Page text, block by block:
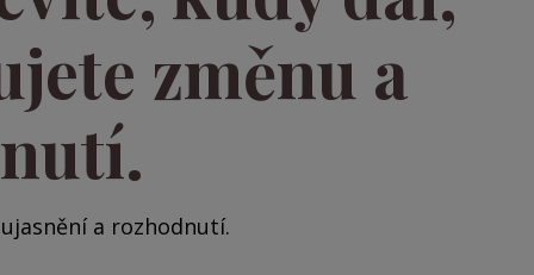
změnu a
a rozhodnutí.